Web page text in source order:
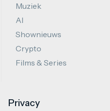
Muziek
AI
Shownieuws
Crypto
Films & Series
Privacy